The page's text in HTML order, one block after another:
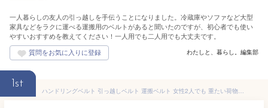
一人暮らしの友人の引っ越しを手伝うことになりました。冷蔵庫やソファなど大型
家具などをラクに運べる運搬用のベルトがあると聞いたのですが、初心者でも使い
やすいおすすめを教えてください！一人用でも二人用でも大丈夫です。
わたしと、暮らし。編集部
1st
ハンドリングベルト 引っ越しベルト 運搬ベルト 女性2人でも 重たい荷物を楽々運べる 移動ベルト 負荷軽減 軽々運べる キャリーベルト 持ち運びベルト 家具運搬